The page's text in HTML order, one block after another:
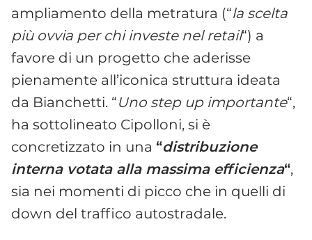
ampliamento della metratura (“la scelta
più ovvia per chi investe nel retail“) a
favore di un progetto che aderisse
pienamente all’iconica struttura ideata
da Bianchetti. “Uno step up importante“,
ha sottolineato Cipolloni, si è
concretizzato in una “distribuzione
interna votata alla massima efficienza“,
sia nei momenti di picco che in quelli di
down del traffico autostradale.